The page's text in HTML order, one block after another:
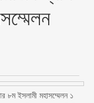
৮ম ইসলামী মহাসম্মেলন ১